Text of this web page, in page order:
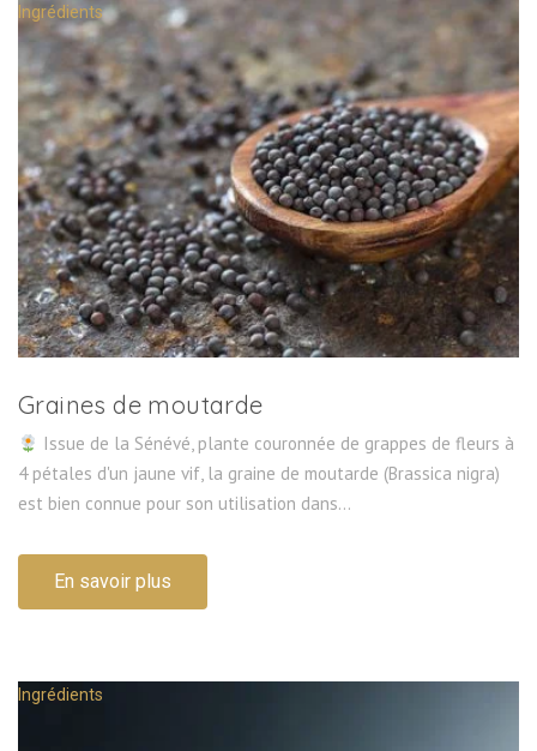
Ingrédients
Graines de moutarde
Issue de la Sénévé, plante couronnée de grappes de fleurs à
4 pétales d'un jaune vif, la graine de moutarde (Brassica nigra)
est bien connue pour son utilisation dans...
En savoir plus
Ingrédients